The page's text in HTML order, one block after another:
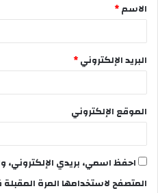
الاسم*
البريد الإلكتروني*
الموقع الإلكتروني
احفظ اسمي، بريدي الإلكتروني،
المتصفح لاستخدامها المرة